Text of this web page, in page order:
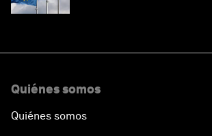
Quiénes somos
Quiénes somos